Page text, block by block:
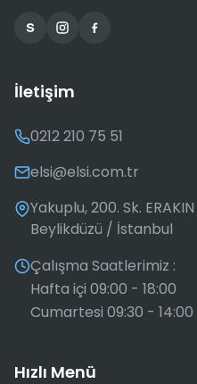
İletişim
0212 210 75 51
elsi@elsi.com.tr
Yakuplu, 200. Sk.
Beylikdüzü / İstanbul
Çalışma Saatlerimiz :
Hafta içi 09:00 - 18:00
Cumartesi 09:30 - 14:00
Hızlı Menü